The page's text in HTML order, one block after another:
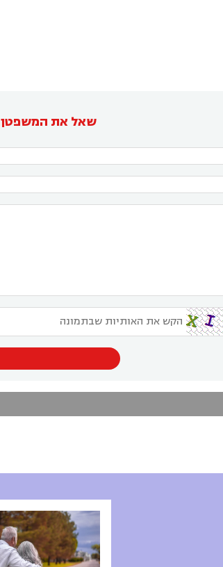
שאל את המשפטן